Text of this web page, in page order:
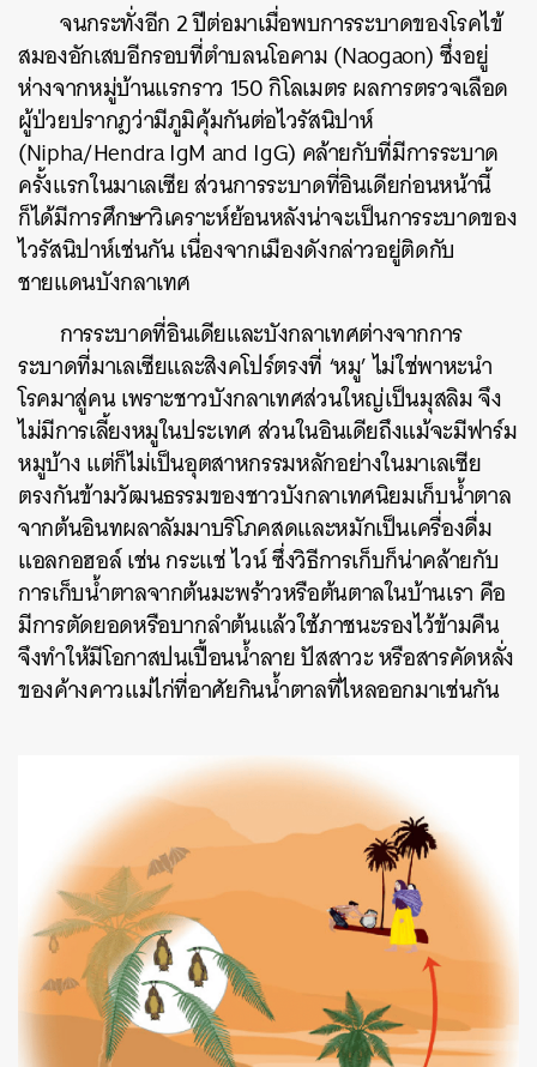
จนกระทั่งอีก 2 ปีต่อมาเมื่อพบการระบาดของโรคไข้
สมองอักเสบอีกรอบที่ตำบลนโอคาม (Naogaon) ซึ่งอยู่
ห่างจากหมู่บ้านแรกราว 150 กิโลเมตร ผลการตรวจเลือด
ผู้ป่วยปรากฎว่ามีภูมิคุ้มกันต่อไวรัสนิปาห์
(Nipha/Hendra IgM and IgG) คล้ายกับที่มีการระบาด
ครั้งแรกในมาเลเซีย ส่วนการระบาดที่อินเดียก่อนหน้านี้
ก็ได้มีการศึกษาวิเคราะห์ย้อนหลังน่าจะเป็นการระบาดของ
ไวรัสนิปาห์เช่นกัน เนื่องจากเมืองดังกล่าวอยู่ติดกับ
ชายแดนบังกลาเทศ
การระบาดที่อินเดียและบังกลาเทศต่างจากการ
ระบาดที่มาเลเซียและสิงคโปร์ตรงที่ ‘หมู’ ไม่ใช่พาหะนำ
โรคมาสู่คน เพราะชาวบังกลาเทศส่วนใหญ่เป็นมุสลิม จึง
ไม่มีการเลี้ยงหมูในประเทศ ส่วนในอินเดียถึงแม้จะมีฟาร์ม
หมูบ้าง แต่ก็ไม่เป็นอุตสาหกรรมหลักอย่างในมาเลเซีย
ตรงกันข้ามวัฒนธรรมของชาวบังกลาเทศนิยมเก็บน้ำตาล
จากต้นอินทผลาลัมมาบริโภคสดและหมักเป็นเครื่องดื่ม
แอลกอฮอล์ เช่น กระแช่ ไวน์ ซึ่งวิธีการเก็บก็น่าคล้ายกับ
การเก็บน้ำตาลจากต้นมะพร้าวหรือต้นตาลในบ้านเรา คือ
มีการตัดยอดหรือบากลำต้นแล้วใช้ภาชนะรองไว้ข้ามคืน
จึงทำให้มีโอกาสปนเปื้อนน้ำลาย ปัสสาวะ หรือสารคัดหลั่ง
ของค้างคาวแม่ไก่ที่อาศัยกินน้ำตาลที่ไหลออกมาเช่นกัน
ค้นหา
SHARE TWEET